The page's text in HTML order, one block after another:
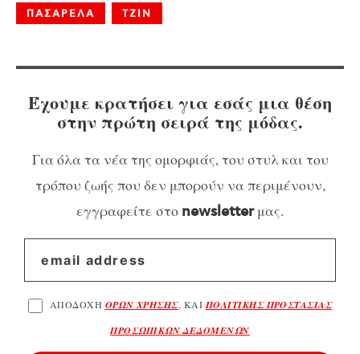
ΠΑΣΑΡΕΛΑ ΤΖΙΝ
Έχουμε κρατήσει για εσάς μια θέση
στην πρώτη σειρά της μόδας.
Για όλα τα νέα της ομορφιάς, του στυλ και του
τρόπου ζωής που δεν μπορούν να περιμένουν,
εγγραφείτε στο newsletterμας.
ΑΠΟΔΟΧΗ ΟΡΩΝ ΧΡΗΣΗΣ, ΚΑΙ ΠΟΛΙΤΙΚΗΣ ΠΡΟΣΤΑΣΙΑΣ
ΠΡΟΣΩΠΙΚΩΝ ΔΕΔΟΜΕΝΩΝ